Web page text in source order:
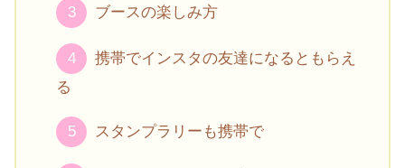
ブースの楽しみ方
携帯でインスタの友達になるともらえ
る
スタンプラリーも携帯で